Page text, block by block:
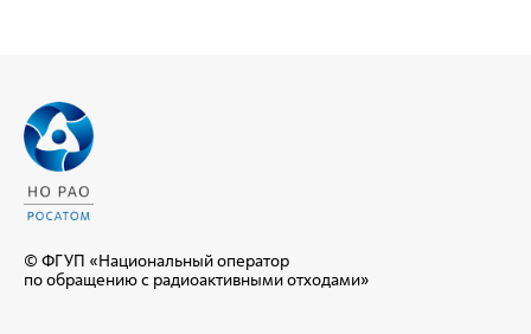
© ФГУП «Национальный оператор
по обращению с радиоактивными отходами»